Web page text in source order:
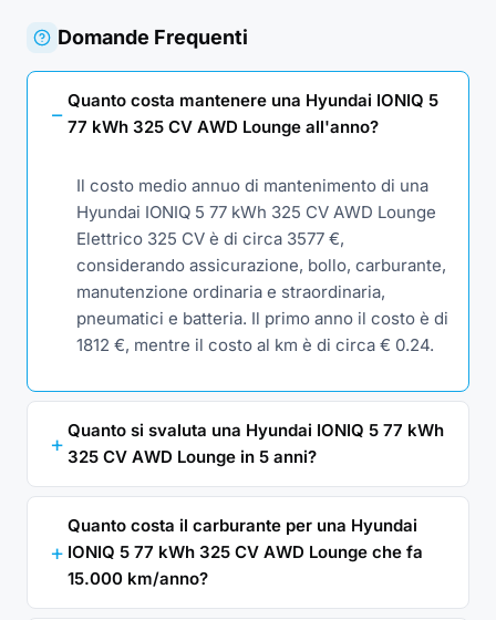
Domande Frequenti
Quanto costa mantenere una Hyundai IONIQ 5
77 kWh 325 CV AWD Lounge all'anno?
Il costo medio annuo di mantenimento di una
Hyundai IONIQ 5 77 kWh 325 CV AWD Lounge
Elettrico 325 CV è di circa 3577 €,
considerando assicurazione, bollo, carburante,
manutenzione ordinaria e straordinaria,
pneumatici e batteria. Il primo anno il costo è di
1812 €, mentre il costo al km è di circa € 0.24.
Quanto si svaluta una Hyundai IONIQ 5 77 kWh
325 CV AWD Lounge in 5 anni?
Quanto costa il carburante per una Hyundai
IONIQ 5 77 kWh 325 CV AWD Lounge che fa
15.000 km/anno?